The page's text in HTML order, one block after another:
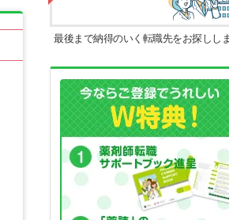
最後まで納得のいく転職先をお探ししま